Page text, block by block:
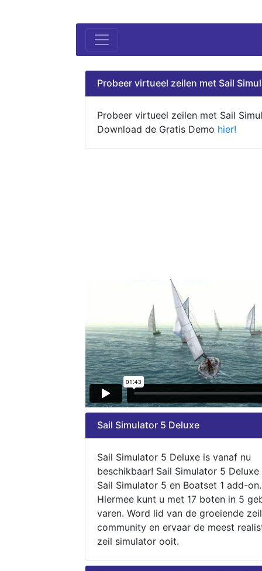
Probeer virtueel zeilen met Sail
Probeer virtueel zeilen met Sail
Download de Gratis Demo hier!
Sail Simulator 5 Deluxe
Sail Simulator 5 Deluxe is vanaf nu
beschikbaar! Sail Simulator 5
Sail Simulator 5 en Boatset 1 add-on.
Hiermee kunt u met 17 boten in 5
varen. Word lid van de groeiende zeil
community en ervaar de meest
zeil simulator ooit.